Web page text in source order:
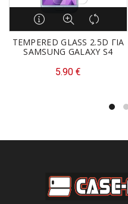
TEMPERED GLASS 2.5D ΓΙΑ
SAMSUNG GALAXY S4
5.90 €